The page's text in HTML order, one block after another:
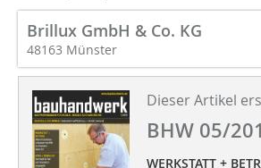
Brillux GmbH & Co. KG
48163 Münster
Dieser Artikel
BHW 05/
WERKSTATT +